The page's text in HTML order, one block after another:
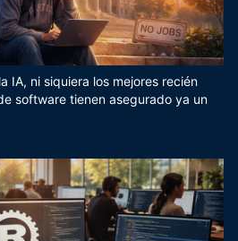
IA, ni siquiera los mejores recién
software tienen asegurado ya un